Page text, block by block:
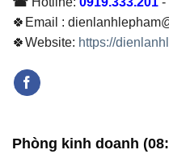
🍀Email :
🍀Website: https://
Phòng kinh doanh